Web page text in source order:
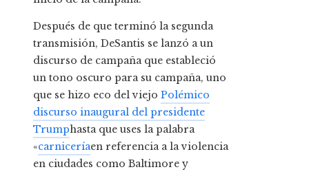
Después de que terminó la segunda
transmisión, DeSantis se lanzó a un
discurso de campaña que estableció
un tono oscuro para su campaña, uno
que se hizo eco del viejo Polémico
discurso inaugural del presidente
Trumphasta que uses la palabra
«carniceríaen referencia a la violencia
en ciudades como Baltimore y